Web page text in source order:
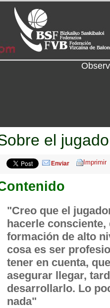
el
Enviar
"Creo que el
hacerle
formación de alto
cosa es ser
tener en cuenta,
asegurar llegar,
desarrollarlo. Lo
nada"